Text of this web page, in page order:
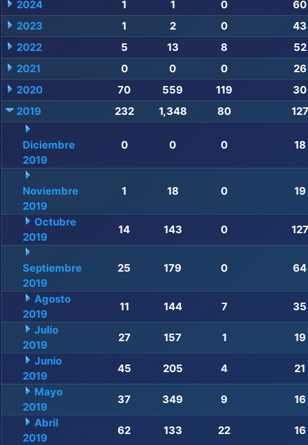
2024
1 1 0
60
2023
1 2 0
43
2022
5 13 8
52
2021
0 0 0
26
2020
70 559 119
30
2019
232 1,348 80 127
Diciembre
2019
0 0 0 18
Noviembre
2019
1 18 0 19
Octubre
2019
14 143 0 127
Septiembre
2019
25 179 0 64
Agosto
2019
11 144 7
35
Julio
2019
27 157 1
19
Junio
2019
45 205 4
21
Mayo
2019
37 349 9
16
Abril
2019
62 133 22
16